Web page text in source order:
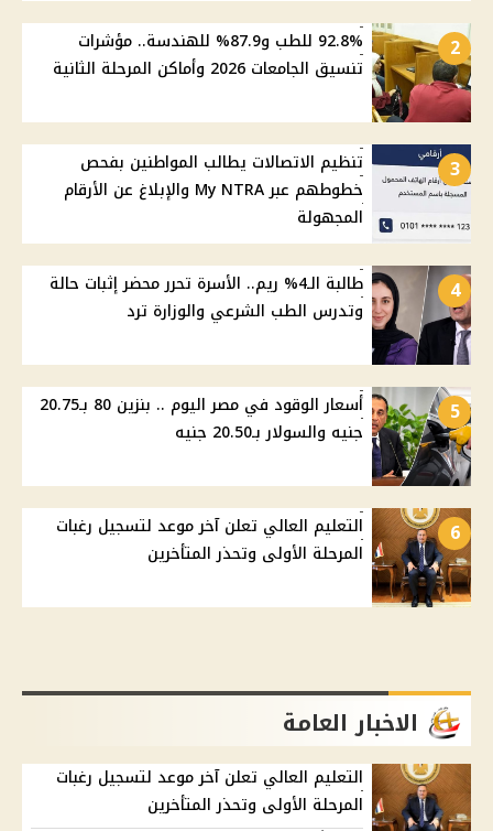
2
92.8% للطب و87.9% للهندسة.. مؤشرات
تنسيق الجامعات 2026 وأماكن المرحلة الثانية
3
تنظيم الاتصالات يطالب المواطنين بفحص
خطوطهم عبر My NTRA والإبلاغ عن الأرقام
المجهولة
4
طالبة الـ4% ريم.. الأسرة تحرر محضر إثبات حالة
وتدرس الطب الشرعي والوزارة ترد
5
أسعار الوقود في مصر اليوم .. بنزين 80 بـ20.75
جنيه والسولار بـ20.50 جنيه
6
التعليم العالي تعلن آخر موعد لتسجيل رغبات
المرحلة الأولى وتحذر المتأخرين
الاخبار العامة
التعليم العالي تعلن آخر موعد لتسجيل رغبات
المرحلة الأولى وتحذر المتأخرين